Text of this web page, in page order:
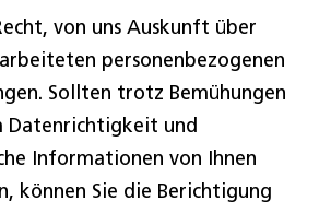
von uns Auskunft über
personenbezogenen
Sollten trotz Bemühungen
Datenrichtigkeit und
Informationen von Ihnen
können Sie die Berichtigung